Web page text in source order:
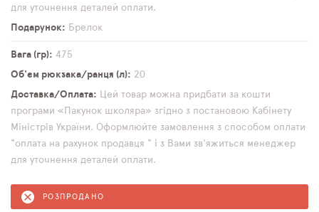
для уточнення деталей оплати.
Подарунок
Брелок
Вага (гр)
475
Об'єм рюкзака/ранця (л)
20
Доставка/Оплата
Цей товар можна придбати за кошти
програми «Пакунок школяра» згідно з постановою Кабінету
Міністрів України. Оформлюйте замовлення з способом оплати
"оплата на рахунок продавця " і з Вами зв'яжиться менеджер
для уточнення деталей оплати.
РОЗПРОДАНО